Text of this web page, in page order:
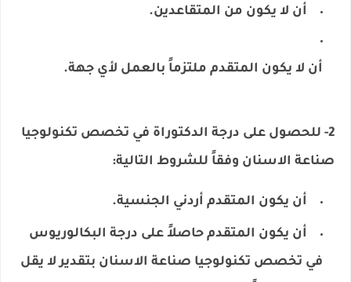
أن لا يكون من المتقاعدين.
أن لا يكون المتقدم ملتزماً بالعمل لأي جهة.
2- ​للحصول على درجة الدكتوراة في تخصص تكنولوجيا
صناعة الاسنان وفقاً للشروط التالية:
أن يكون المتقدم أردني الجنسية.
أن يكون المتقدم حاصلاً على درجة البكالوريوس
في تخصص تكنولوجيا صناعة الاسنان بتقدير لا يقل